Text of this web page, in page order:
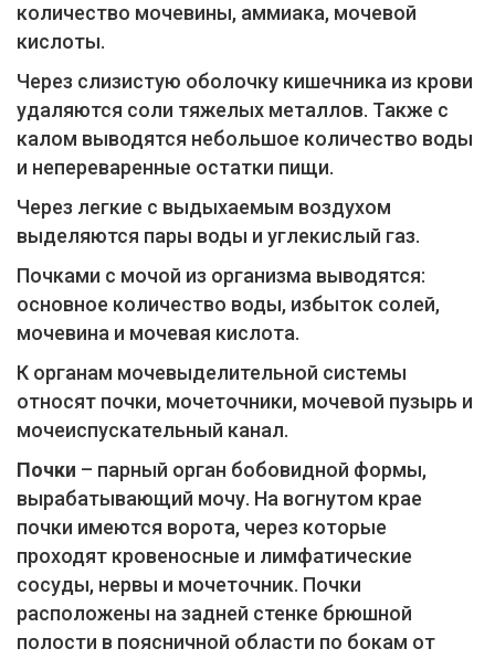
количество мочевины, аммиака, мочевой
кислоты.
Через слизистую оболочку кишечника из крови
удаляются соли тяжелых металлов. Также с
калом выводятся небольшое количество воды
и непереваренные остатки пищи.
Через легкие с выдыхаемым воздухом
выделяются пары воды и углекислый газ.
Почками с мочой из организма выводятся:
основное количество воды, избыток солей,
мочевина и мочевая кислота.
К органам мочевыделительной системы
относят почки, мочеточники, мочевой пузырь и
мочеиспускательный канал.
Почки – парный орган бобовидной формы,
вырабатывающий мочу. На вогнутом крае
почки имеются ворота, через которые
проходят кровеносные и лимфатические
сосуды, нервы и мочеточник. Почки
расположены на задней стенке брюшной
полости в поясничной области по бокам от